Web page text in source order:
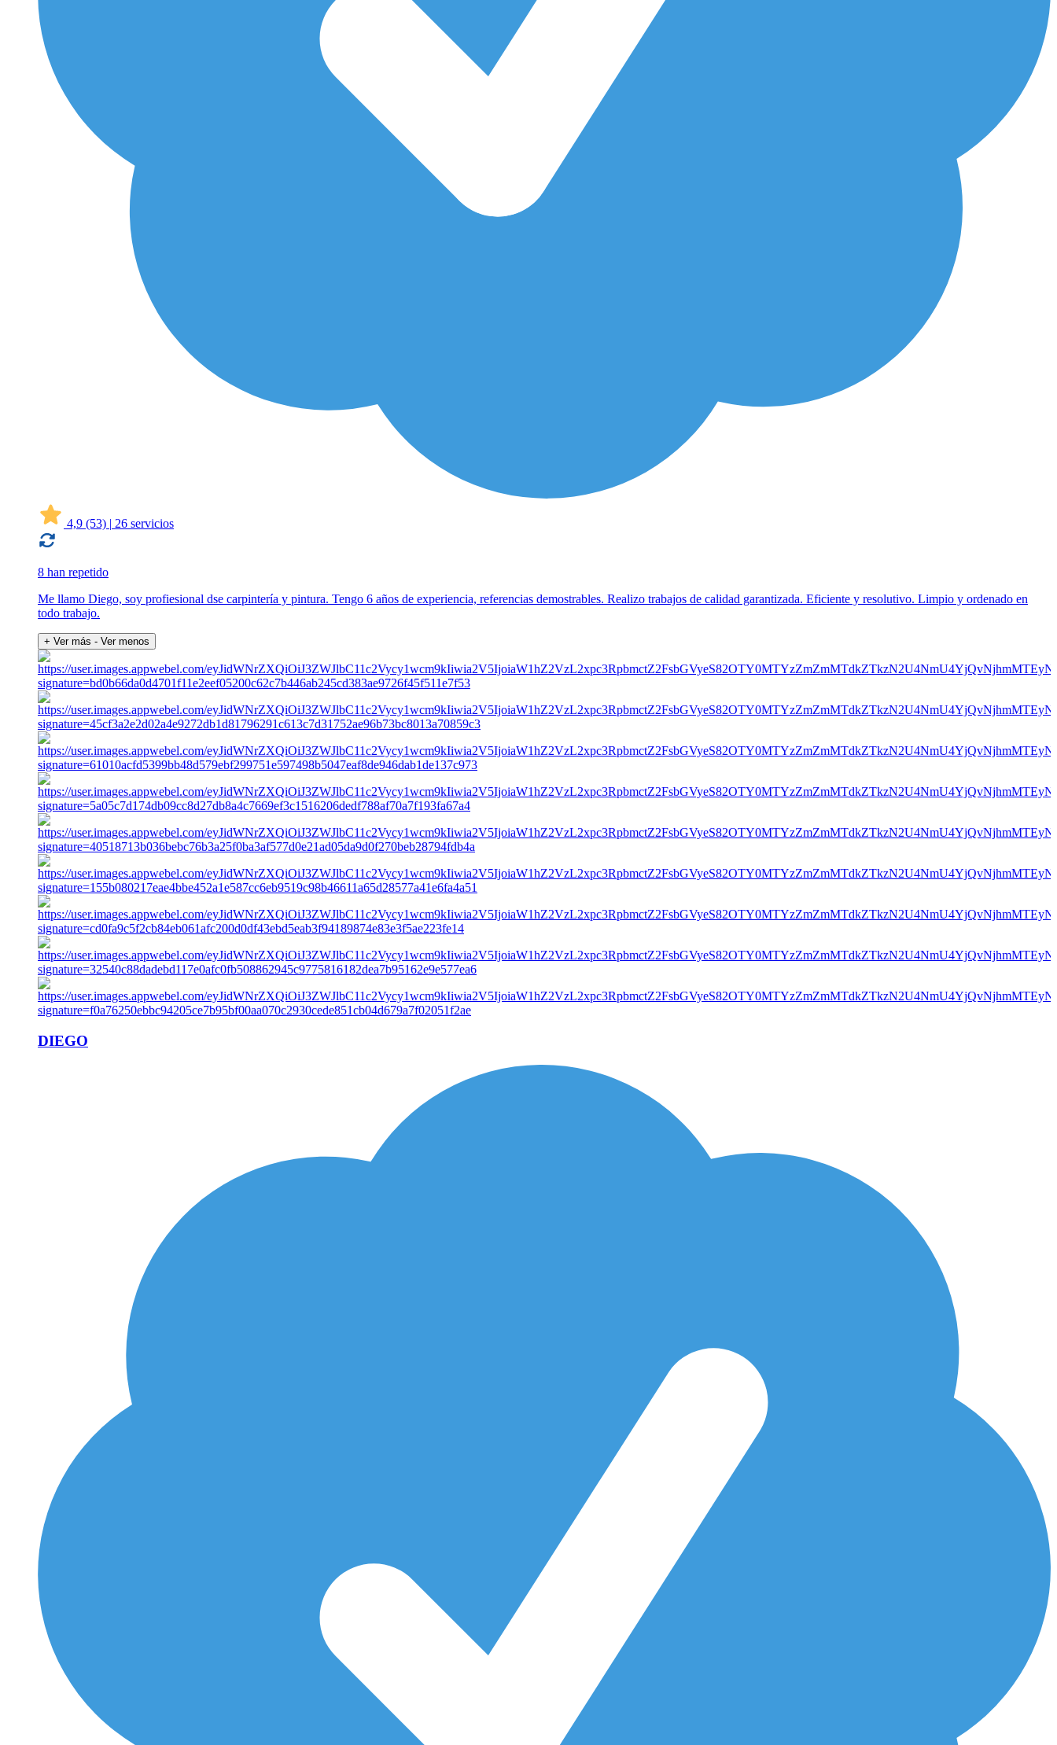
4,9 (53) | 26 servicios
8 han repetido
Me llamo Diego, soy profiesional dse carpintería y pintura. Tengo 6 años de experiencia, referencias demostrables. Realizo trabajos de calidad garantizada. Eficiente y resolutivo. Limpio y ordenado en
todo trabajo.
+ Ver más - Ver menos
DIEGO